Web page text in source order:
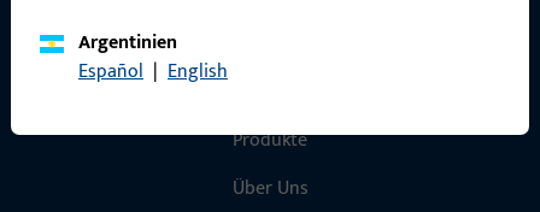
Argentinien
Español | EnglishSchnelleinstieg
Produkte
Über Uns